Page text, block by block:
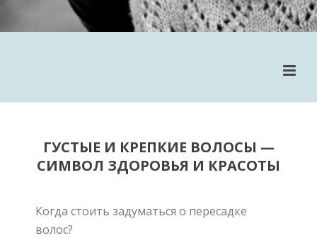
ГУСТЫЕ И КРЕПКИЕ ВОЛОСЫ —
СИМВОЛ ЗДОРОВЬЯ И КРАСОТЫ
Когда стоить задуматься о пересадке
волос?